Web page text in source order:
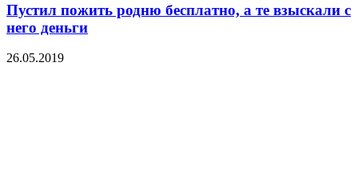
Пустил пожить родню бесплатно, а те взыскали с
него деньги
26.05.2019